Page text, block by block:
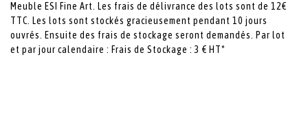
Meuble ESI Fine Art. Les frais de délivrance des lots sont de 12€
TTC. Les lots sont stockés gracieusement pendant 10 jours
ouvrés. Ensuite des frais de stockage seront demandés. Par lot
et par jour calendaire : Frais de Stockage : 3 € HT*